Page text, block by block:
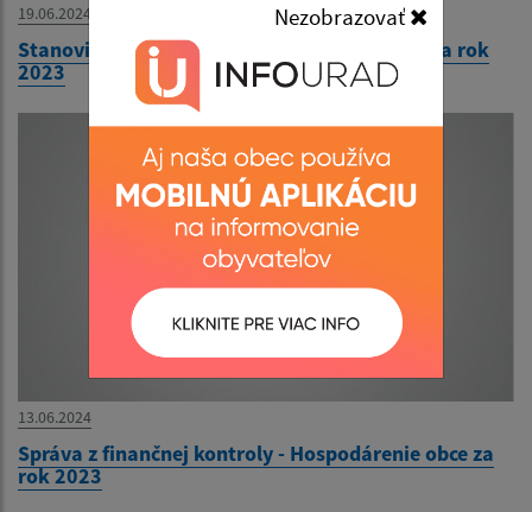
Nezobrazovať
19.06.2024
Stanovisko k návrhu záverečného účtu obce za rok
2023
13.06.2024
Správa z finančnej kontroly - Hospodárenie obce za
rok 2023